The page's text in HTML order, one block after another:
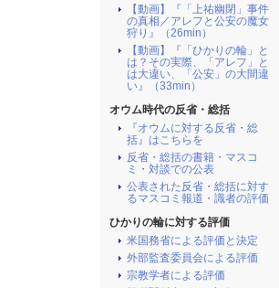
【動画】『「上祐幽閉」事件
の真相／アレフと公安の魔女
狩り』（26min）
【動画】『「ひかりの輪」と
は？その実際、「アレフ」と
は大違い、「公安」の大間違
い』（33min）
オウム時代の反省・総括
『オウムに対する反省・総
括』はこちらを
反省・総括の書籍・マスコ
ミ・対談での公表
公表された反省・総括に対す
るマスコミ報道・識者の評価
ひかりの輪に対する評価
米国務省による評価と決定
外部監査委員会による評価
宗教学者による評価